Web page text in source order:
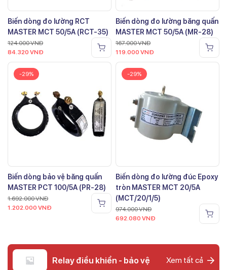
Biến dòng đo lường RCT
MASTER MCT 50/5A (RCT-35)
124.000VNĐ
84.320 VNĐ
Biến dòng đo lường băng quấn
MASTER MCT 50/5A (MR-28)
167.000VNĐ
119.000 VNĐ
-29%
Biến dòng bảo vệ băng quấn
MASTER PCT 100/5A (PR-28)
1.692.000VNĐ
1.202.000 VNĐ
-29%
Biến dòng đo lường đúc Epoxy
tròn MASTER MCT 20/5A
(MCT/20/1/5)
974.000VNĐ
692.080 VNĐ
Relay điều khiển - bảo vệ Xem tất cả